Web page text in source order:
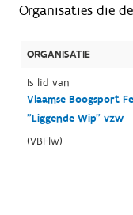
Organisaties die
ORGANISATIE
Is lid van
Vlaamse Boogsport
"Liggende Wip" vzw
(VBFlw)